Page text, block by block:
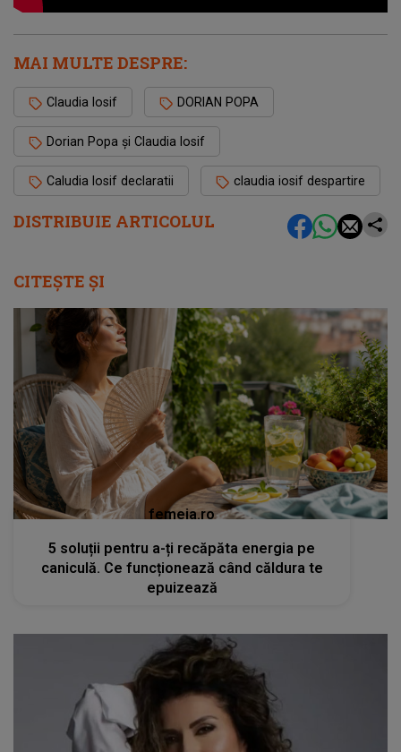
DISTRIBUIE ARTICOLUL
MAI MULTE DESPRE:
Claudia Iosif DORIAN POPA
Dorian Popa și Claudia Iosif
Caludia Iosif declaratii claudia iosif despartire
CITEȘTE ȘI
femeia.ro
5 soluții pentru a-ți recăpăta energia pe
caniculă. Ce funcționează când căldura te
epuizează